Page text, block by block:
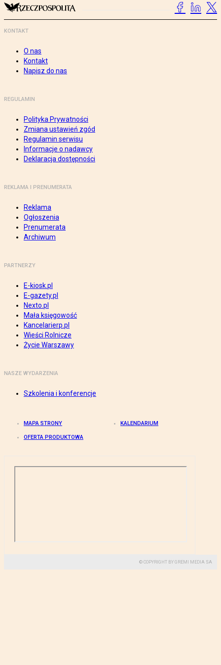
KONTAKT
O nas
Kontakt
Napisz do nas
REGULAMIN
Polityka Prywatności
Zmiana ustawień zgód
Regulamin serwisu
Informacje o nadawcy
Deklaracja dostępności
REKLAMA I PRENUMERATA
Reklama
Ogłoszenia
Prenumerata
Archiwum
PARTNERZY
E-kiosk.pl
E-gazety.pl
Nexto.pl
Mała księgowość
Kancelarierp.pl
Wieści Rolnicze
Życie Warszawy
NASZE WYDARZENIA
Szkolenia i konferencje
MAPA STRONY KALENDARIUM
OFERTA PRODUKTOWA
© COPYRIGHT BY GREMI MEDIA SA